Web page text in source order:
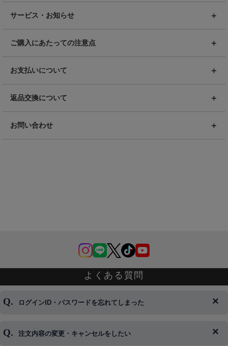
サービス・お知らせ
ご購入にあたっての注意点
お支払いについて
返品交換について
お問い合わせ
よくある質問
ログインID・パスワードを忘れてしまった
◆下記ページより、ログインIDの変更が可能です。
注文内容の変更・キャンセルをしたい